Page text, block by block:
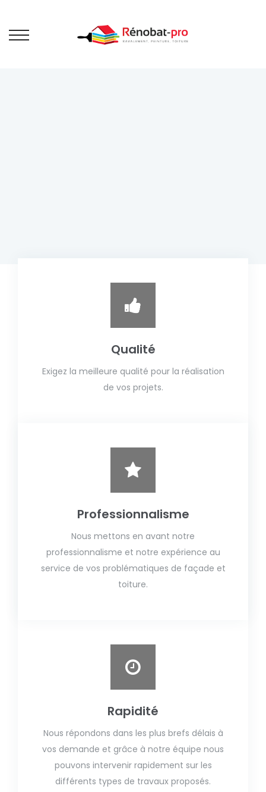
Qualité
Exigez la meilleure qualité pour la réalisation
de vos projets.
Professionnalisme
Nous mettons en avant notre
professionnalisme et notre expérience au
service de vos problématiques de façade et
toiture.
Rapidité
Nous répondons dans les plus brefs délais à
vos demande et grâce à notre équipe nous
pouvons intervenir rapidement sur les
différents types de travaux proposés.